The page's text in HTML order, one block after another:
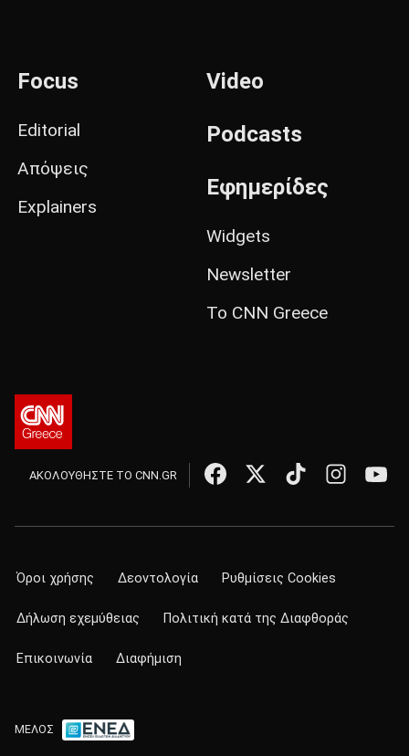
Focus
Editorial
Απόψεις
Explainers
Video
Podcasts
Εφημερίδες
Widgets
Newsletter
Το CNN Greece
ΑΚΟΛΟΥΘΗΣΤΕ ΤΟ CNN.GR
Όροι χρήσης Δεοντολογία Ρυθμίσεις Cookies
Δήλωση εχεμύθειας Πολιτική κατά της Διαφθοράς
Επικοινωνία Διαφήμιση
ΜΕΛΟΣ